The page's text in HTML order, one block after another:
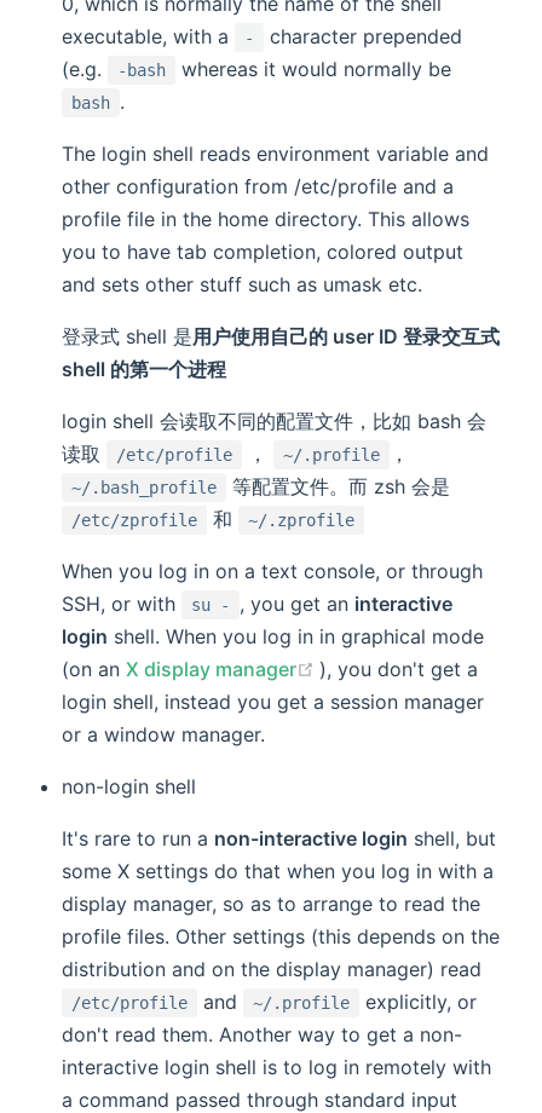
executable, with a
-
character prepended
(e.g.
-bash whereas it would normally be
bash .
The login shell reads environment variable and
other configuration from /etc/profile and a
profile file in the home directory. This allows
you to have tab completion, colored output
and sets other stuff such as umask etc.
登录式 shell 是用户使用自己的 user ID 登录交互式
shell 的第一个进程
login shell 会读取不同的配置文件，比如 bash 会
读取
/etc/profile ， ~/.profile ，
~/.bash_profile 等配置文件。而 zsh 会是
/etc/zprofile 和 ~/.zprofile
When you log in on a text console, or through
SSH, or with
su - , you get an interactive
login shell. When you log in in graphical mode
(on anX display manager (opens new window)
), you don't get a
login shell, instead you get a session manager
or a window manager.
non-login shell
It's rare to run a non-interactive login shell, but
some X settings do that when you log in with a
display manager, so as to arrange to read the
profile files. Other settings (this depends on the
distribution and on the display manager) read
/etc/profile and ~/.profile
explicitly, or
don't read them. Another way to get a non-
interactive login shell is to log in remotely with
a command passed through standard input